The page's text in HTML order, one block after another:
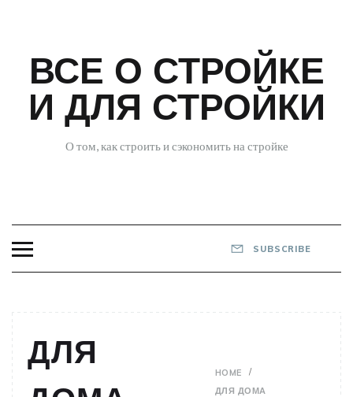
ВСЕ О СТРОЙКЕ
И ДЛЯ СТРОЙКИ
О том, как строить и сэкономить на стройке
SUBSCRIBE
ДЛЯ
HOME
ДЛЯ ДОМА